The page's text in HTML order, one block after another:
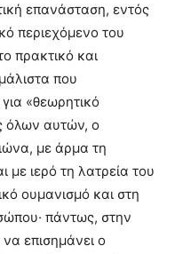
επανάσταση, εντός
περιεχόμενο του
πρακτικό και
που
για «θεωρητικό
όλων αυτών, ο
με άρμα τη
με ιερό τη λατρεία του
ουμανισμό και στη
πάντως, στην
επισημάνει ο